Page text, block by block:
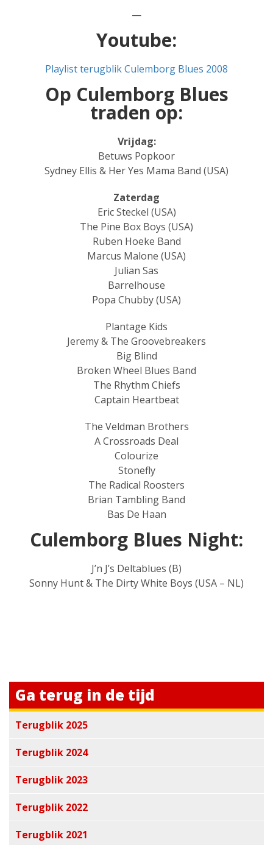
—
Youtube:
Playlist terugblik Culemborg Blues 2008
Op Culemborg Blues
traden op:
Vrijdag:
Betuws Popkoor
Sydney Ellis & Her Yes Mama Band (USA)
Zaterdag
Eric Steckel (USA)
The Pine Box Boys (USA)
Ruben Hoeke Band
Marcus Malone (USA)
Julian Sas
Barrelhouse
Popa Chubby (USA)
Plantage Kids
Jeremy & The Groovebreakers
Big Blind
Broken Wheel Blues Band
The Rhythm Chiefs
Captain Heartbeat
The Veldman Brothers
A Crossroads Deal
Colourize
Stonefly
The Radical Roosters
Brian Tambling Band
Bas De Haan
Culemborg Blues Night:
J’n J’s Deltablues (B)
Sonny Hunt & The Dirty White Boys (USA – NL)
Ga terug in de tijd
Terugblik 2025
Terugblik 2024
Terugblik 2023
Terugblik 2022
Terugblik 2021